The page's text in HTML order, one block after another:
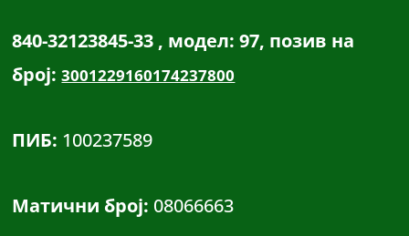
840-32123845-33 , модел: 97, позив на
број:3001229160174237800
ПИБ: 100237589
Матични број: 08066663